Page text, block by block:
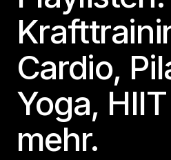
Cardio,
Yoga,
mehr.